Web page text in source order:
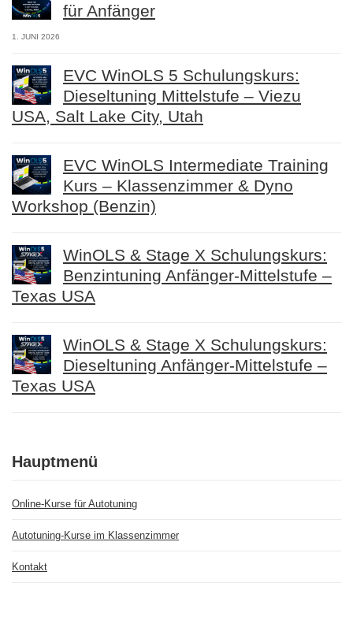
für Anfänger
1. JUNI 2026
EVC WinOLS 5 Schulungskurs:
Dieseltuning Mittelstufe – Viezu
USA, Salt Lake City, Utah
EVC WinOLS Intermediate Training
Kurs – Klassenzimmer & Dyno
Workshop (Benzin)
WinOLS & Stage X Schulungskurs:
Benzintuning Anfänger-Mittelstufe –
Texas USA
WinOLS & Stage X Schulungskurs:
Dieseltuning Anfänger-Mittelstufe –
Texas USA
Hauptmenü
Online-Kurse für Autotuning
Autotuning-Kurse im Klassenzimmer
Kontakt